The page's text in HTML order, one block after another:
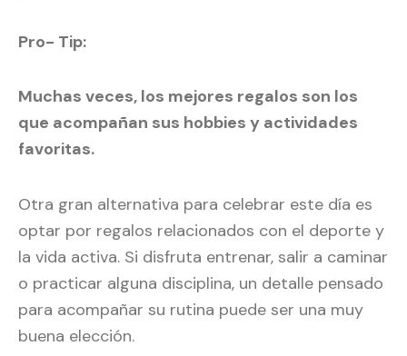
Pro- Tip:
Muchas veces, los mejores regalos son los
que acompañan sus hobbies y actividades
favoritas.
Otra gran alternativa para celebrar este día es
optar por regalos relacionados con el deporte y
la vida activa. Si disfruta entrenar, salir a caminar
o practicar alguna disciplina, un detalle pensado
para acompañar su rutina puede ser una muy
buena elección.